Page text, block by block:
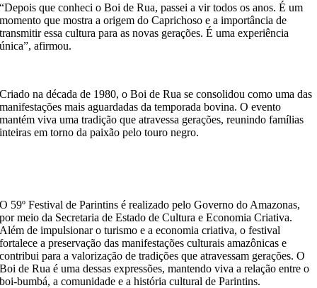
“Depois que conheci o Boi de Rua, passei a vir todos os anos. É um
momento que mostra a origem do Caprichoso e a importância de
transmitir essa cultura para as novas gerações. É uma experiência
única”, afirmou.
Criado na década de 1980, o Boi de Rua se consolidou como uma das
manifestações mais aguardadas da temporada bovina. O evento
mantém viva uma tradição que atravessa gerações, reunindo famílias
inteiras em torno da paixão pelo touro negro.
O 59º Festival de Parintins é realizado pelo Governo do Amazonas,
por meio da Secretaria de Estado de Cultura e Economia Criativa.
Além de impulsionar o turismo e a economia criativa, o festival
fortalece a preservação das manifestações culturais amazônicas e
contribui para a valorização de tradições que atravessam gerações. O
Boi de Rua é uma dessas expressões, mantendo viva a relação entre o
boi-bumbá, a comunidade e a história cultural de Parintins.